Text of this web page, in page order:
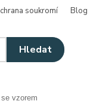
soukromí Blog
Hledat
vzorem